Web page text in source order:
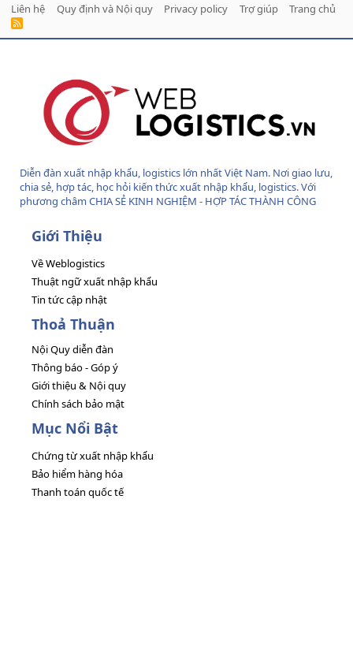
Liên hệ
Quy định và Nội quy Privacy policy Trợ giúp Trang chủ
R
Diễn đàn xuất nhập khẩu, logistics lớn nhất Việt Nam. Nơi giao lưu,
chia sẻ, hợp tác, học hỏi kiến thức xuất nhập khẩu, logistics. Với
phương châm CHIA SẺ KINH NGHIỆM - HỢP TÁC THÀNH CÔNG
Giới Thiệu
Về Weblogistics
Thuật ngữ xuất nhập khẩu
Tin tức cập nhật
Thoả Thuận
Nội Quy diễn đàn
Thông báo - Góp ý
Giới thiệu & Nội quy
Chính sách bảo mật
Mục Nổi Bật
Chứng từ xuất nhập khẩu
Bảo hiểm hàng hóa
Thanh toán quốc tế